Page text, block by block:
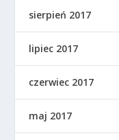
sierpień 2017
lipiec 2017
czerwiec 2017
maj 2017